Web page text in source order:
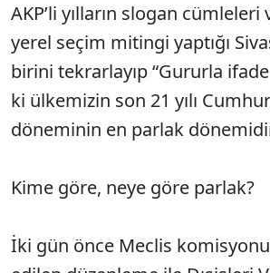
AKP’li yılların slogan cümleleri
yerel seçim mitingi yaptığı
birini tekrarlayıp “Gururla
ki ülkemizin son 21 yılı
döneminin en parlak
Kime göre, neye göre parlak?
İki gün önce Meclis